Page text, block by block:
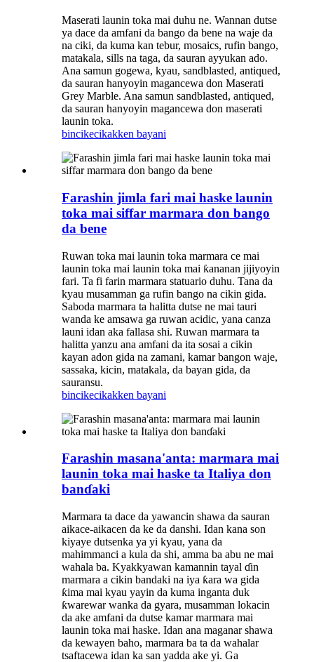
Maserati launin toka mai duhu ne. Wannan dutse
ya dace da amfani da bango da bene na waje da
na ciki, da kuma kan tebur, mosaics, rufin bango,
matakala, sills na taga, da sauran ayyukan ado.
Ana samun gogewa, kyau, sandblasted, antiqued,
da sauran hanyoyin magancewa don Maserati
Grey Marble. Ana samun sandblasted, antiqued,
da sauran hanyoyin magancewa don maserati
launin toka.
bincikecikakken bayani
Farashin jimla fari mai haske launin
toka mai siffar marmara don bango
da bene
Ruwan toka mai launin toka marmara ce mai
launin toka mai launin toka mai ƙananan jijiyoyin
fari. Ta fi farin marmara statuario duhu. Tana da
kyau musamman ga rufin bango na cikin gida.
Saboda marmara ta halitta dutse ne mai tauri
wanda ke amsawa ga ruwan acidic, yana canza
launi idan aka fallasa shi. Ruwan marmara ta
halitta yanzu ana amfani da ita sosai a cikin
kayan adon gida na zamani, kamar bangon waje,
sassaka, kicin, matakala, da bayan gida, da
sauransu.
bincikecikakken bayani
Farashin masana'anta: marmara mai
launin toka mai haske ta Italiya don
banɗaki
Marmara ta dace da yawancin shawa da sauran
aikace-aikacen da ke da danshi. Idan kana son
kiyaye dutsenka ya yi kyau, yana da
mahimmanci a kula da shi, amma ba abu ne mai
wahala ba. Kyakkyawan kamannin tayal ɗin
marmara a cikin bandaki na iya ƙara wa gida
ƙima mai kyau yayin da kuma inganta duk
ƙwarewar wanka da gyara, musamman lokacin
da ake amfani da dutse kamar marmara mai
launin toka mai haske. Idan ana maganar shawa
da kewayen baho, marmara ba ta da wahalar
tsaftacewa idan ka san yadda ake yi. Ga